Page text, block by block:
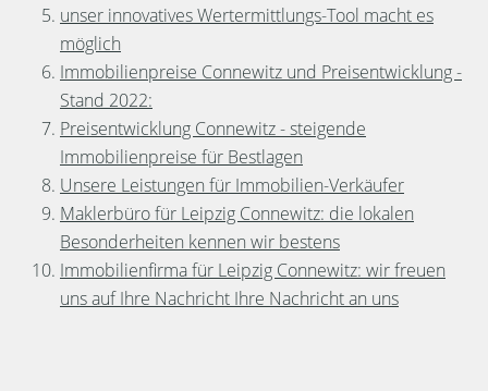
unser innovatives Wertermittlungs-Tool macht es
möglich
Immobilienpreise Connewitz und Preisentwicklung -
Stand 2022:
Preisentwicklung Connewitz - steigende
Immobilienpreise für Bestlagen
Unsere Leistungen für Immobilien-Verkäufer
Maklerbüro für Leipzig Connewitz: die lokalen
Besonderheiten kennen wir bestens
Immobilienfirma für Leipzig Connewitz: wir freuen
uns auf Ihre Nachricht Ihre Nachricht an uns